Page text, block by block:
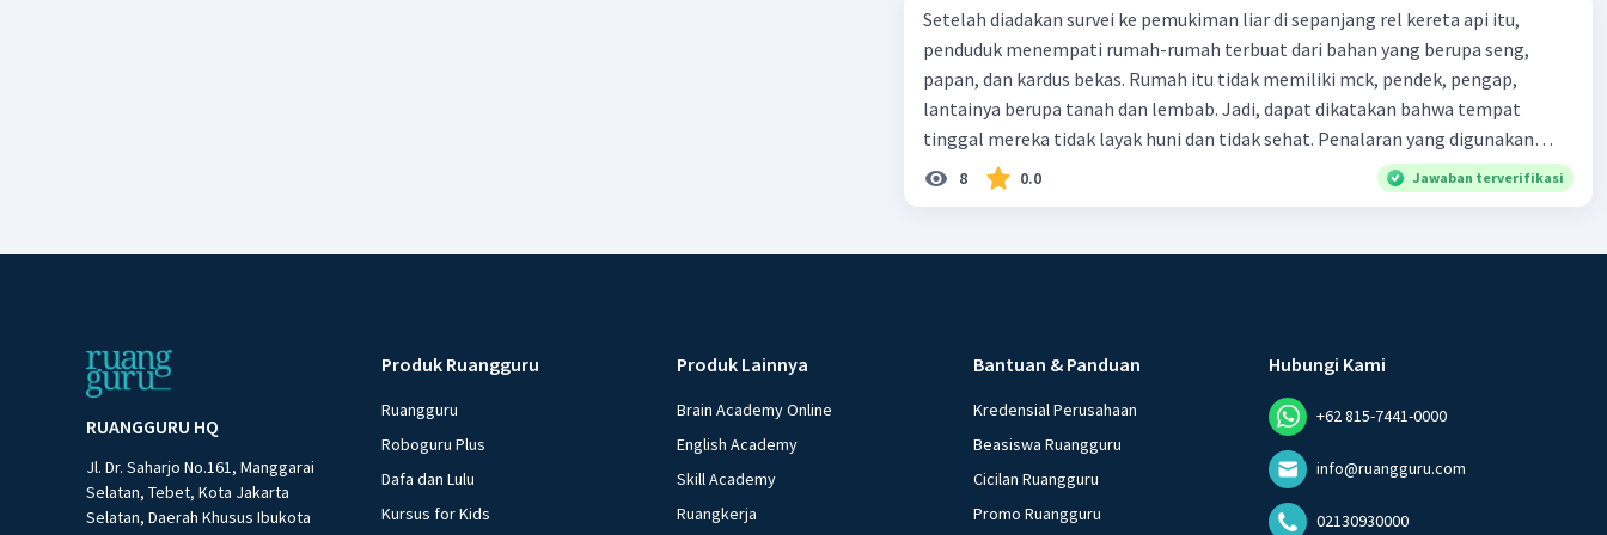
Setelah diadakan survei ke pemukiman liar di sepanjang rel kereta api itu,
penduduk menempati rumah-rumah terbuat dari bahan yang berupa seng,
papan, dan kardus bekas. Rumah itu tidak memiliki mck, pendek, pengap,
lantainya berupa tanah dan lembab. Jadi, dapat dikatakan bahwa tempat
tinggal mereka tidak layak huni dan tidak sehat. Penalaran yang digunakan
dalam paragraf tersebut adalah . . . .
8 0.0 Jawaban terverifikasi
RUANGGURU HQ
Jl. Dr. Saharjo No.161, Manggarai
Selatan, Tebet, Kota Jakarta
Selatan, Daerah Khusus Ibukota
Produk Ruangguru
Ruangguru
Roboguru Plus
Dafa dan Lulu
Kursus for Kids
Produk Lainnya
Brain Academy Online
English Academy
Skill Academy
Ruangkerja
Bantuan & Panduan
Kredensial Perusahaan
Beasiswa Ruangguru
Cicilan Ruangguru
Promo Ruangguru
Hubungi Kami
+62 815-7441-0000
info@ruangguru.com
02130930000